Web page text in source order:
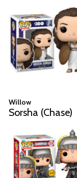
Willow
Sorsha (Chase)